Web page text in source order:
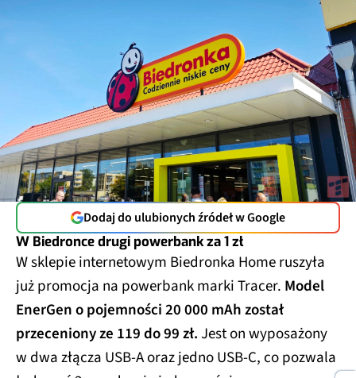
Dodaj do ulubionych źródeł w Google
W Biedronce drugi powerbank za 1 zł
W sklepie internetowym Biedronka Home ruszyła
już promocja na powerbank marki Tracer. Model
EnerGen o pojemności 20 000 mAh został
przeceniony ze 119 do 99 zł.Jest on wyposażony
w dwa złącza USB-A oraz jedno USB-C, co pozwala